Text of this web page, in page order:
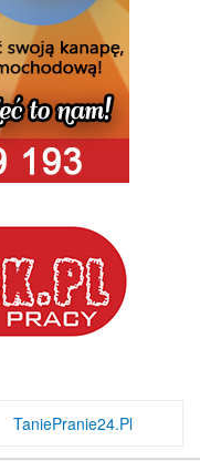
TaniePranie24.Pl